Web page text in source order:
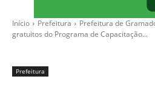
Início Prefeitura
Prefeitura de
gratuitos do Programa de Capacitação...
Prefeitura